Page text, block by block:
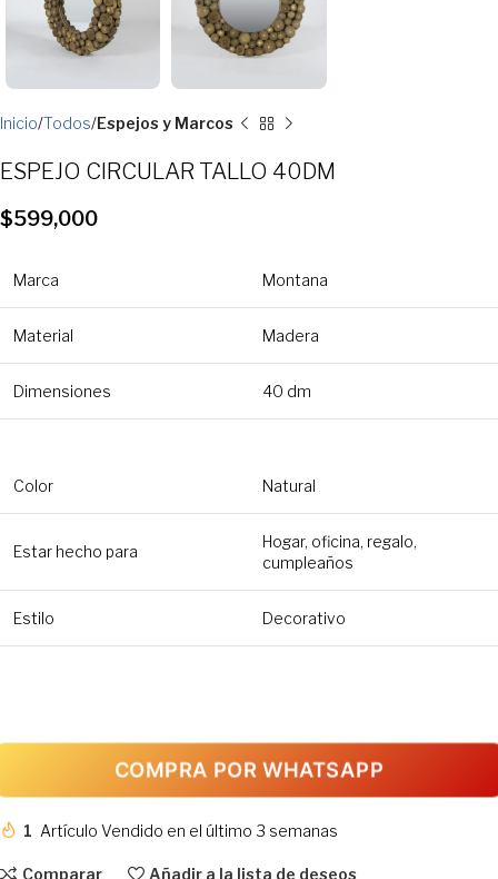
Inicio Todos Espejos y Marcos
ESPEJO CIRCULAR TALLO 40DM
$599,000
Marca Montana
Material Madera
Dimensiones 40 dm
Color Natural
Estar hecho para
Hogar, oficina, regalo,
cumpleaños
Estilo Decorativo
COMPRA POR WHATSAPP
1 Artículo Vendido en el último 3 semanas
Comparar Añadir a la lista de deseos